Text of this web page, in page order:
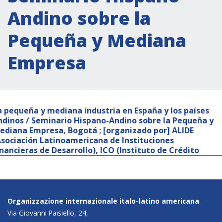
Andino sobre la
Pequeña y Mediana
Empresa
pequeña y mediana industria en España y los países
/ Seminario Hispano-Andino sobre la Pequeña y
Empresa, Bogotá ; [organizado por] ALIDE
Latinoamericana de Instituciones
de Desarrollo), ICO (Instituto de Crédito
Organizzazione internazionale italo-latino americana
Via Giovanni Paisiello, 24,